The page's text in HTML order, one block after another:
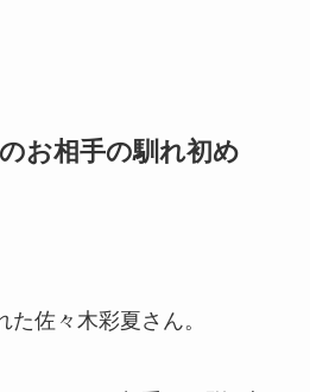
お相手の馴れ初め
佐々木彩夏さん。